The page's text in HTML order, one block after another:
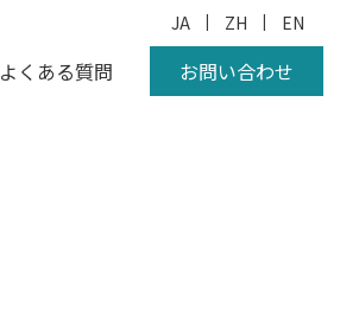
よくある質問
JA | ZH | EN
お問い合わせ